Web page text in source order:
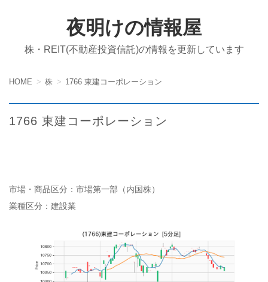
夜明けの情報屋
株・REIT(不動産投資信託)の情報を更新しています
HOME 株 1766 東建コーポレーション
1766 東建コーポレーション
市場・商品区分：市場第一部（内国株）
業種区分：建設業